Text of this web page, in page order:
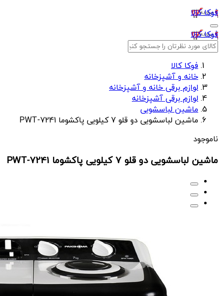
فوکا کالا
فوکا کالا
فوکا کالا
خانه و آشپزخانه
لوازم برقی خانه و آشپزخانه
لوازم برقی آشپزخانه
ماشین لباسشویی
ماشین لباسشویی دو قلو 7 کیلویی پاکشوما PWT-7241
ناموجود
ماشین لباسشویی دو قلو 7 کیلویی پاکشوما PWT-7241